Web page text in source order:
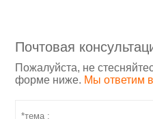
Почтовая
Пожалуйста, не
форме ниже. Мы ответим